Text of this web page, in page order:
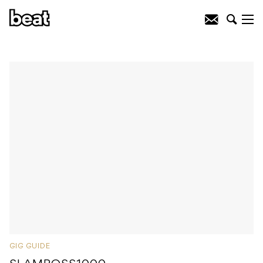
GIG GUIDE